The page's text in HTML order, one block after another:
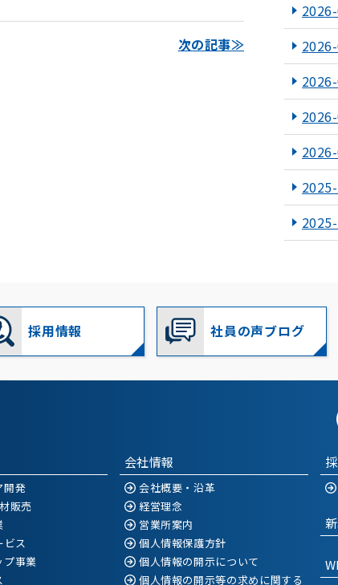
次の記事≫
採用情報 社員の声ブログ
開発
販売
ビス
プ事業
会社情報
会社概要・沿革
経営理念
営業所案内
個人情報保護方針
個人情報の開示について
個人情報の開示等の求めに関する